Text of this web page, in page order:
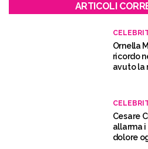
ARTICOLI
Ornella
ricordo
avuto la
Cesare
allarma i
dolore